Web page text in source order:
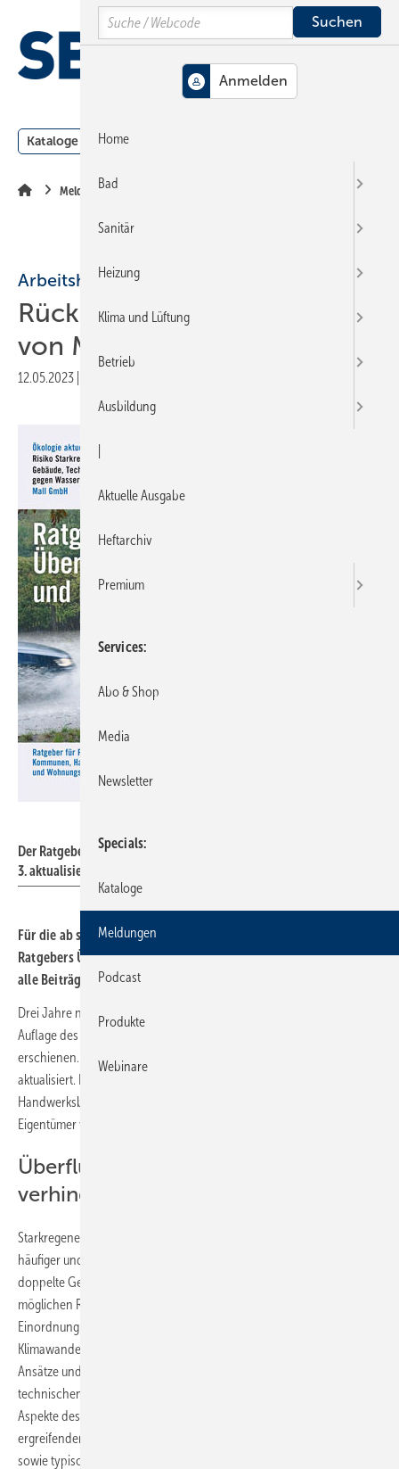
Hauptinhalt
Hauptmenü
SiteSearch
Kataloge Meldungen
Meldungen
Arbeitshilfe
Rückstauschutz: Ratgeber
von Mall aktualisiert
12.05.2023
Der Ratgeber Rückstauschutz von Mall ist in der
3. aktualisierten Auflage erschienen.
Für die ab sofort erhältliche 3. aktualisierte Auflage des
Ratgebers Überflutungs- und Rückstauschutz von Mall wurden
alle Beiträge überarbeitet.
Drei Jahre nach der letzten Veröffentlichung ist jetzt die 3. aktualisierte
Auflage des Ratgebers Überflutungs- und Rückstauschutz von Mall
erschienen. Alle Beiträge wurden überarbeitet und inhaltlich
aktualisiert. Der Ratgeber richtet sich an Planungsbüros, Kommunen,
Handwerksbetriebe und die Wohnungswirtschaft, aber auch an
Eigentümer von potentiell gefährdeten Grundstücken und Gebäuden.
Überflutung und Rückstau
verhindern
Starkregenereignisse treten zwar immer räumlich begrenzt, dafür aber
häufiger und intensiver auf. Für Immobilien bedeutet das eine
doppelte Gefährdung – durch Überflutung und durch einen
möglichen Rückstau aus überlasteten Kanalisationen. Nach einer
Einordnung des Starkregen-Themas in die aktuelle Diskussion zum
Klimawandel beschreiben die Autor:innen mögliche städtebauliche
Ansätze und Maßnahmen zur Verringerung des Starkregenrisikos, die
technischen Optionen für konkrete bauliche Maßnahmen sowie
Aspekte des Versicherungsschutzes. Ein Beitrag, der die zu
ergreifenden Maßnahmen von den einschlägigen Normen ableitet
sowie typische Anwendungsbeispiele aus unterschiedlichen
Search
Home
Bad
Sanitär
Heizung
Klima und Lüftung
Betrieb
Ausbildung
Aktuelle Ausgabe
Heftarchiv
Premium
Services
Abo & Shop
Media
Newsletter
Specials
Kataloge
Meldungen
Podcast
Produkte
Webinare